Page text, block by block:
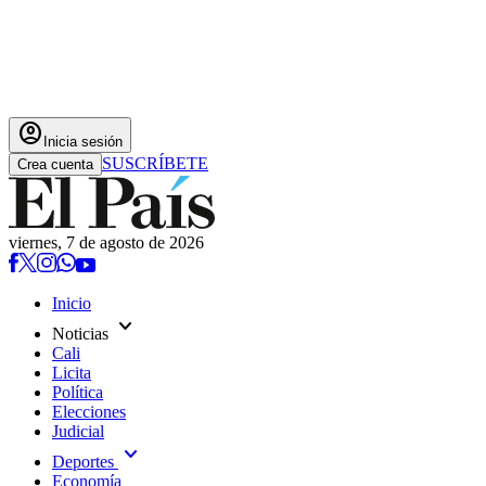
account_circle Inicia sesión
Crea cuenta SUSCRÍBETE
viernes, 7 de agosto de 2026
Inicio
Noticias expand_more
Cali
Licita
Política
Elecciones
Judicial
Deportes expand_more
Economía